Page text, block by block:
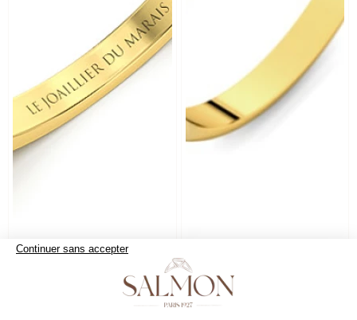
Continuer sans accepter
À partir de
1 080,00 €
Alliance
Celeste 2mm